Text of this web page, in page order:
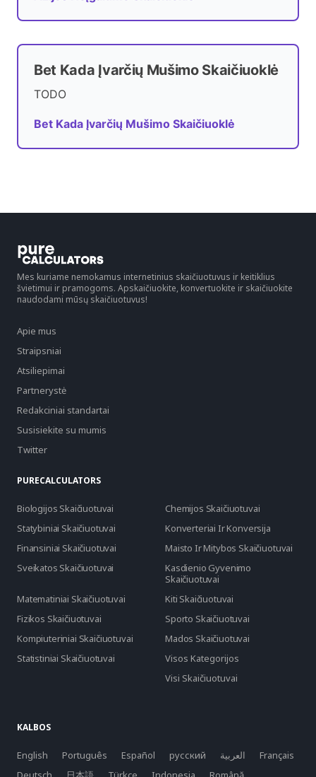
Bet Kada Įvarčių Mušimo Skaičiuoklė
TODO
Bet Kada Įvarčių Mušimo Skaičiuoklė
Mes kuriame nemokamus internetinius skaičiuotuvus ir keitiklius
švietimui ir pramogoms. Apskaičiuokite, konvertuokite ir skaičiuokite
naudodami mūsų skaičiuotuvus!
Apie mus
Straipsniai
Atsiliepimai
Partnerystė
Redakciniai standartai
Susisiekite su mumis
Twitter
PURECALCULATORS
Biologijos Skaičiuotuvai
Chemijos Skaičiuotuvai
Statybiniai Skaičiuotuvai
Konverteriai Ir Konversija
Finansiniai Skaičiuotuvai
Maisto Ir Mitybos Skaičiuotuvai
Sveikatos Skaičiuotuvai
Kasdienio Gyvenimo
Skaičiuotuvai
Matematiniai Skaičiuotuvai
Kiti Skaičiuotuvai
Fizikos Skaičiuotuvai
Sporto Skaičiuotuvai
Kompiuteriniai Skaičiuotuvai
Mados Skaičiuotuvai
Statistiniai Skaičiuotuvai
Visos Kategorijos
Visi Skaičiuotuvai
KALBOS
English Português Español русский العربية
Français